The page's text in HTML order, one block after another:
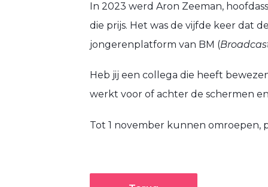
In 2023 werd Aron Zeeman,
die prijs. Het was de vijfde keer dat
jongerenplatform van BM (
Heb jij een collega die heeft
werkt voor of achter de schermen
Tot 1 november kunnen